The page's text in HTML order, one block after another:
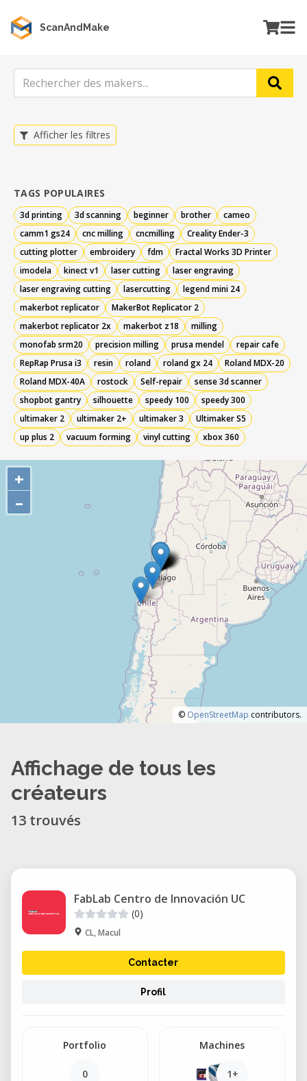
ScanAndMake
Afficher les filtres
TAGS POPULAIRES
3d printing 3d scanning beginner brother
cameo
camm1 gs24
cnc milling cncmilling
Creality Ender-3
cutting plotter
embroidery fdm
Fractal Works 3D Printer
imodela
kinect v1 laser cutting
laser engraving
laser engraving cutting
lasercutting
legend mini 24
makerbot replicator
MakerBot Replicator 2
makerbot replicator 2x
makerbot z18
milling
monofab srm20
precision milling prusa mendel
repair cafe
RepRap Prusa i3
resin roland roland gx 24
Roland MDX-20
Roland MDX-40A
rostock Self-repair
sense 3d scanner
shopbot gantry
silhouette speedy 100
speedy 300
ultimaker 2
ultimaker 2+ ultimaker 3
Ultimaker S5
up plus 2
vacuum forming vinyl cutting xbox 360
+
–
© OpenStreetMap contributors.
Affichage de tous les
créateurs
13 trouvés
FabLab Centro de Innovación UC
(0)
CL, Macul
Contacter
Profil
Portfolio
0
Machines
1+